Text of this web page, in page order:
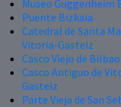
Museo Guggenheim
Puente Bizkaia
Catedral de Santa
Vitoria-Gasteiz
Casco Viejo de Bilbao
Casco Antiguo de
Gasteiz
Parte Vieja de San